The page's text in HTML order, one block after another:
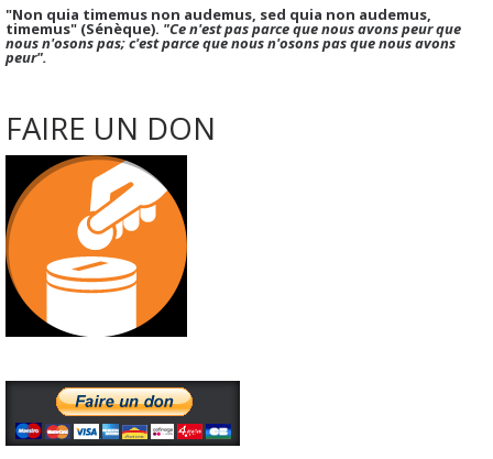
"Non quia timemus non audemus, sed quia non audemus,
timemus" (Sénèque). "Ce n'est pas parce que nous avons peur que
nous n'osons pas; c'est parce que nous n'osons pas que nous avons
peur".
FAIRE UN DON